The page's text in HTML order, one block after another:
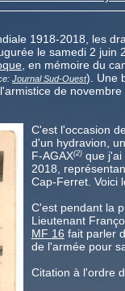
1918-2018, les
le samedi 2
, en mémoire du
Journal Sud-Ouest). Une
de
C'est l'occasion
d'un hydravion,
F-AGAX(2)que j'ai
2018,
Cap-Ferret. Voici
C'est pendant la
Lieutenant
MF 16 fait parler
de l'armée pour
Citation à l'ordre